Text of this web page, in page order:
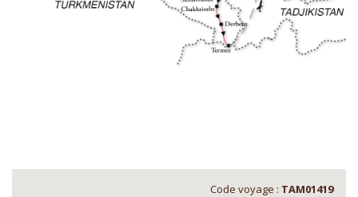
Code voyage : TAM01419